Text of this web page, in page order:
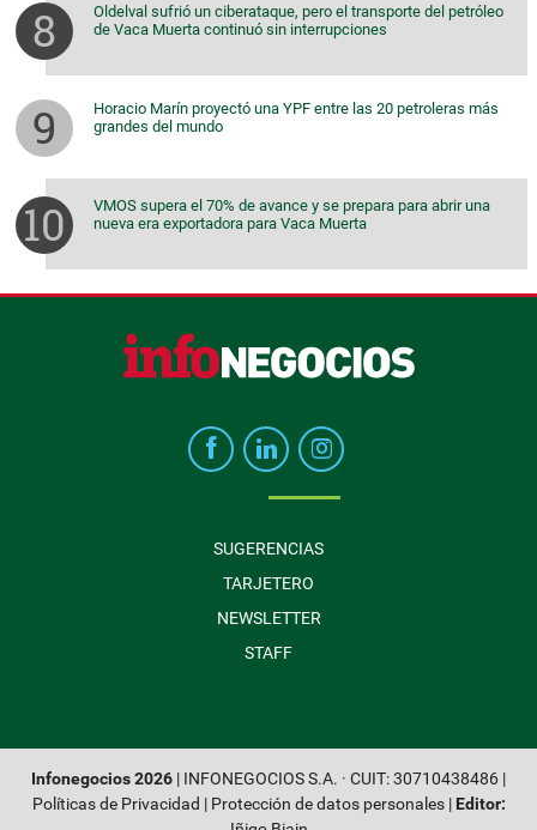
Oldelval sufrió un ciberataque, pero el transporte del petróleo
de Vaca Muerta continuó sin interrupciones
Horacio Marín proyectó una YPF entre las 20 petroleras más
grandes del mundo
VMOS supera el 70% de avance y se prepara para abrir una
nueva era exportadora para Vaca Muerta
SUGERENCIAS
TARJETERO
NEWSLETTER
STAFF
Infonegocios 2026 | INFONEGOCIOS S.A. · CUIT: 30710438486 |
Políticas de Privacidad | Protección de datos personales| Editor: